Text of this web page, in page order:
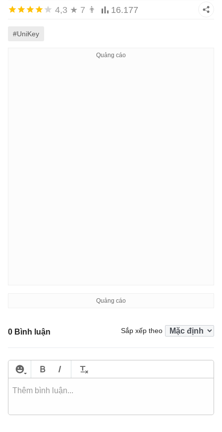
4,3 ★ 7 👨 16.177
#UniKey
0 Bình luận Sắp xếp theo